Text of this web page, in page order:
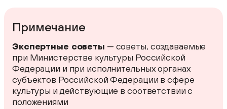
Примечание
Экспертные советы — советы, создаваемые
при Министерстве культуры Российской
Федерации и при исполнительных органах
субъектов Российской Федерации в сфере
культуры и действующие в соответствии с
положениями